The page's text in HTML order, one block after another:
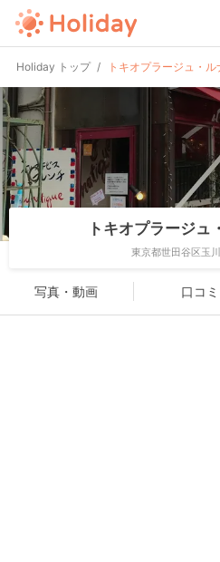
Holiday トップ トキオプラージュ・ル
トキオプラージュ
東京都世田谷区玉
写真・動画 口コミ